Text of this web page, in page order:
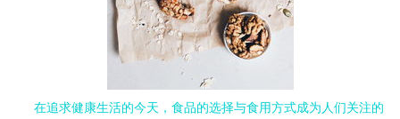
在追求健康生活的今天，食品的选择与食用方式成为人们关注的